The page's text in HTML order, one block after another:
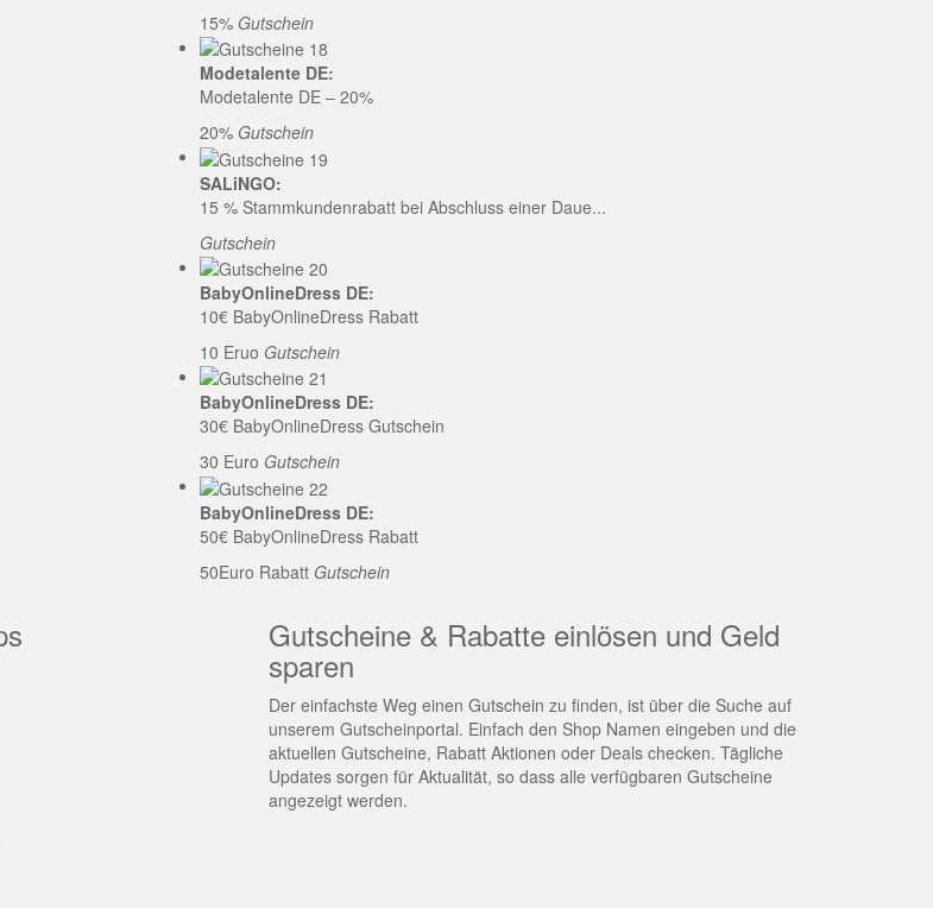
15% Gutschein
Modetalente DE:
Modetalente DE – 20%
20% Gutschein
SALiNGO:
15 % Stammkundenrabatt bei Abschluss einer Daue...
Gutschein
BabyOnlineDress DE:
10€ BabyOnlineDress Rabatt
10 Eruo Gutschein
BabyOnlineDress DE:
30€ BabyOnlineDress Gutschein
30 Euro Gutschein
BabyOnlineDress DE:
50€ BabyOnlineDress Rabatt
50Euro Rabatt Gutschein
Gutscheine & Rabatte einlösen und Geld
sparen
Der einfachste Weg einen Gutschein zu finden, ist über die Suche auf
unserem Gutscheinportal. Einfach den Shop Namen eingeben und die
aktuellen Gutscheine, Rabatt Aktionen oder Deals checken. Tägliche
Updates sorgen für Aktualität, so dass alle verfügbaren Gutscheine
angezeigt werden.